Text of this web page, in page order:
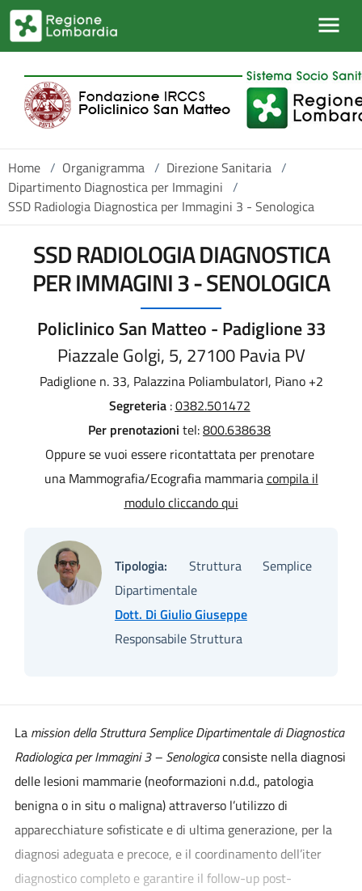
Salta al contenuto principale
Home / Organigramma / Direzione Sanitaria /
Dipartimento Diagnostica per Immagini /
SSD Radiologia Diagnostica per Immagini 3 - Senologica
SSD RADIOLOGIA DIAGNOSTICA
PER IMMAGINI 3 - SENOLOGICA
Policlinico San Matteo - Padiglione 33
Piazzale Golgi, 5, 27100 Pavia PV
Padiglione n. 33, Palazzina PoliambulatorI, Piano +2
Segreteria :0382.501472
Per prenotazioni tel:800.638638
Oppure se vuoi essere ricontattata per prenotare
una Mammografia/Ecografia mammariacompila il
modulo cliccando qui
Tipologia: Struttura Semplice
Dipartimentale
Dott. Di Giulio Giuseppe
Responsabile Struttura
La mission della Struttura Semplice Dipartimentale di Diagnostica
Radiologica per Immagini 3 – Senologicaconsiste nella diagnosi
delle lesioni mammarie (neoformazioni n.d.d., patologia
benigna o in situ o maligna) attraverso l’utilizzo di
apparecchiature sofisticate e di ultima generazione, per la
diagnosi adeguata e precoce, e il coordinamento dell’iter
diagnostico completo e garantire il follow-up post-